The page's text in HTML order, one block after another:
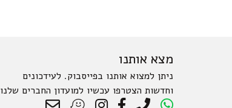
מצא אותנו
ניתן למצוא אותנו בפייסבוק. לעידכונים
וחדשות הצטרפו עכשיו למועדון החברים שלנו